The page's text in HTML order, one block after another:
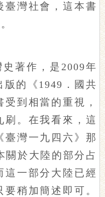
臺灣社會，這本書
著作，是2009年
版的《1949．國共
到相當的重視，
刷。在我看來，這
臺灣一九四六》那
關於大陸的部分占
這一部分大陸已經
稍加簡述即可。